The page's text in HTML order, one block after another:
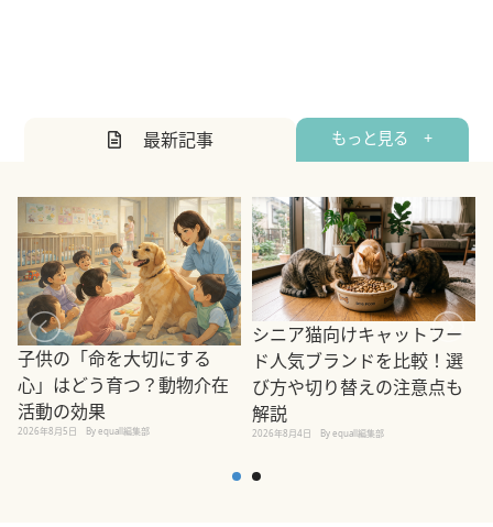
最新記事 もっと見る +
子供の「命を大切にする
心」はどう育つ？動物介在
活動の効果
2026年8月5日 By equall編集部
シニア猫向けキャットフー
ド人気ブランドを比較！選
び方や切り替えの注意点も
解説
2026年8月4日 By equall編集部